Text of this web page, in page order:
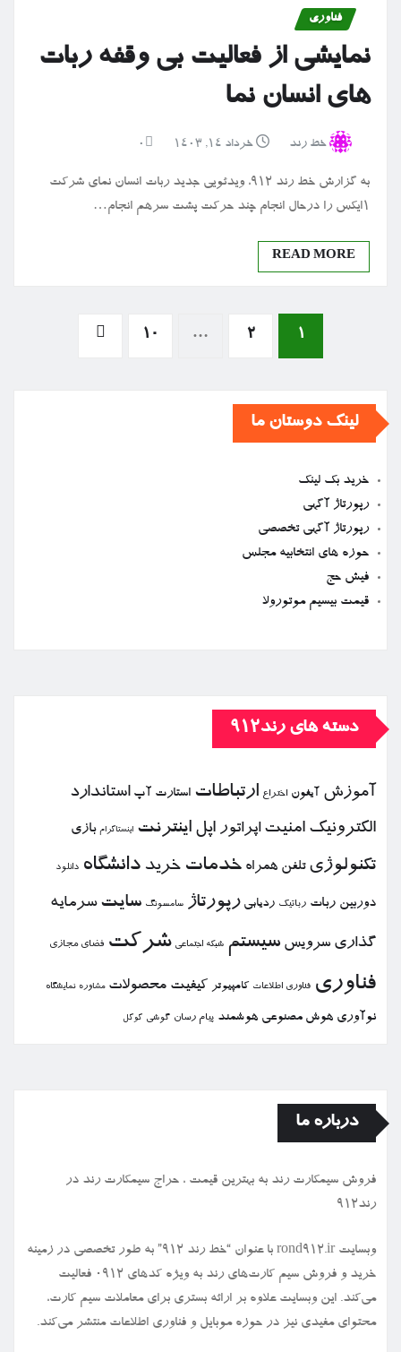
فناوری
نمایشی از فعالیت بی وقفه ربات
های انسان نما
خط رند خرداد ۱۴, ۱۴۰۳ 0
به گزارش خط رند ۹۱۲، ویدئویی جدید ربات انسان نمای شرکت
۱ایکس را درحال انجام چند حرکت پشت سرهم انجام…
READ MORE
صفحه‌بندی
1
2
…
10
لینک دوستان ما
خرید بک لینک
رپورتاژ آگهی
رپورتاژ آگهی تخصصی
حوزه های انتخابیه مجلس
فیش حج
قیمت بیسیم موتورولا
دسته های رند912
آموزش آیفون اختراع ارتباطات استارت آپ استاندارد
الكترونیك امنیت اپراتور اپل اینترنت اینستاگرام بازی
تكنولوژی تلفن همراه خدمات خرید دانشگاه دانلود
دوربین ربات رباتیك ردیابی رپورتاژ سامسونگ سایت سرمایه
گذاری سرویس سیستم شبكه اجتماعی شركت فضای مجازی
فناوری فناوری اطلاعات كامپیوتر كیفیت محصولات مشاوره نمایشگاه
نوآوری هوش مصنوعی هوشمند پیام رسان گوشی گوگل
درباره ما
فروش سیمكارت رند به بهترین قیمت ، حراج سیمكارت رند در
رند912
وبسایت rond912.ir با عنوان “خط رند ۹۱۲” به طور تخصصی در زمینه
خرید و فروش سیم کارت‌های رند به ویژه کدهای ۰۹۱۲ فعالیت
می‌کند. این وبسایت علاوه بر ارائه بستری برای معاملات سیم کارت،
محتوای مفیدی نیز در حوزه موبایل و فناوری اطلاعات منتشر می‌کند.